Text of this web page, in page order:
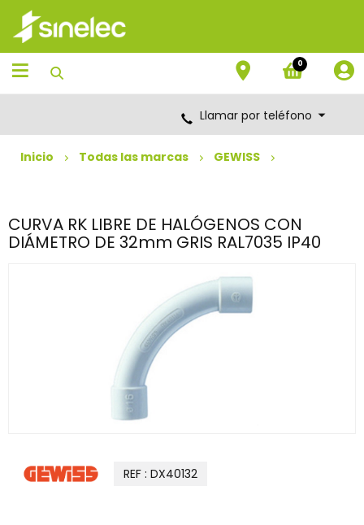
Saltar
contenido
Saltar
menú
de
navegación
0
Llamar por teléfono
Inicio Todas las marcas GEWISS
CURVA RK LIBRE DE HALÓGENOS CON
DIÁMETRO DE 32mm GRIS RAL7035 IP40
REF : DX40132